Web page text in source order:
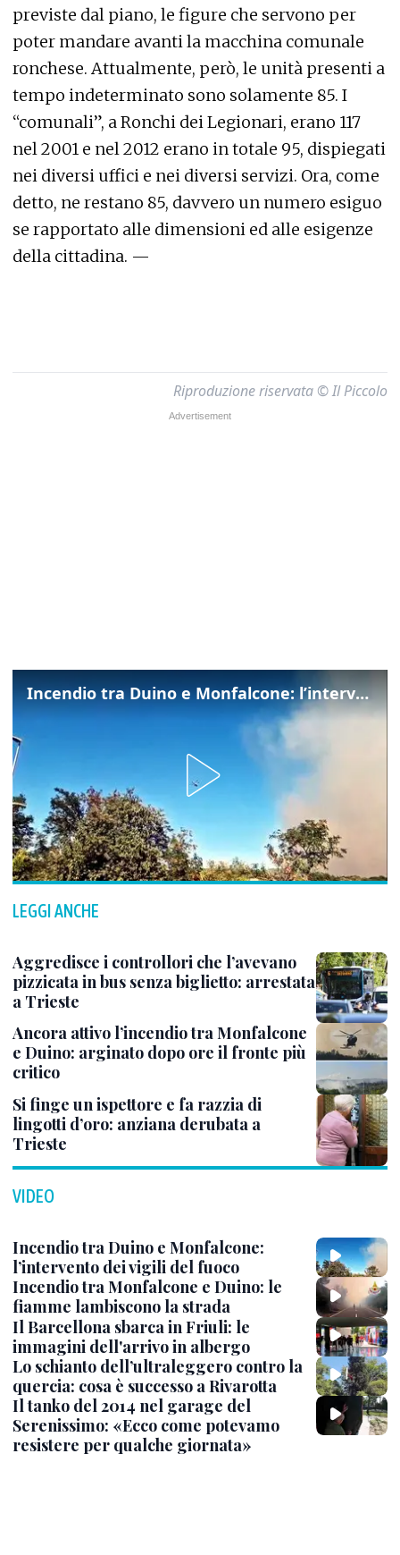
previste dal piano, le figure che servono per
poter mandare avanti la macchina comunale
ronchese. Attualmente, però, le unità presenti a
tempo indeterminato sono solamente 85. I
“comunali”, a Ronchi dei Legionari, erano 117
nel 2001 e nel 2012 erano in totale 95, dispiegati
nei diversi uffici e nei diversi servizi. Ora, come
detto, ne restano 85, davvero un numero esiguo
se rapportato alle dimensioni ed alle esigenze
della cittadina. —
Riproduzione riservata © Il Piccolo
Incendio tra Duino e Monfalcone: l’intervento dei vigili del fuoco
LEGGI ANCHE
Aggredisce i controllori che l’avevano
pizzicata in bus senza biglietto: arrestata
a Trieste
Ancora attivo l’incendio tra Monfalcone
e Duino: arginato dopo ore il fronte più
critico
Si finge un ispettore e fa razzia di
lingotti d’oro: anziana derubata a
Trieste
VIDEO
Incendio tra Duino e Monfalcone:
l’intervento dei vigili del fuoco
Incendio tra Monfalcone e Duino: le
fiamme lambiscono la strada
Il Barcellona sbarca in Friuli: le
immagini dell'arrivo in albergo
Lo schianto dell’ultraleggero contro la
quercia: cosa è successo a Rivarotta
Il tanko del 2014 nel garage del
Serenissimo: «Ecco come potevamo
resistere per qualche giornata»